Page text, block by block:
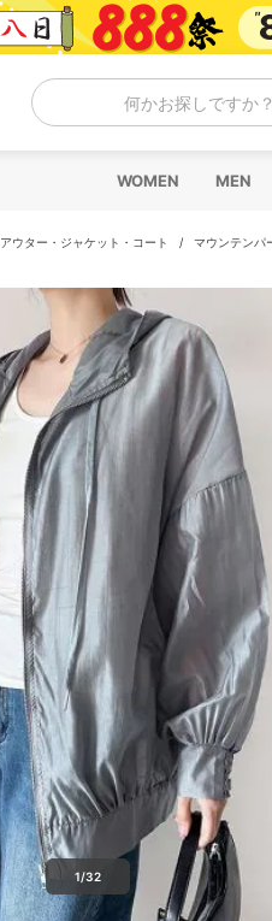
何かお探しですか？
WOMEN MEN
アウター・ジャケット・コート / マウンテンパ
1/32